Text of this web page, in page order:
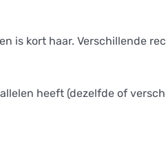
is kort haar. Verschillende
heeft (dezelfde of